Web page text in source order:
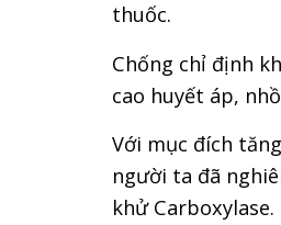
thuốc.
Chống chỉ định
cao huyết áp,
Với mục đích
người ta đã
khử